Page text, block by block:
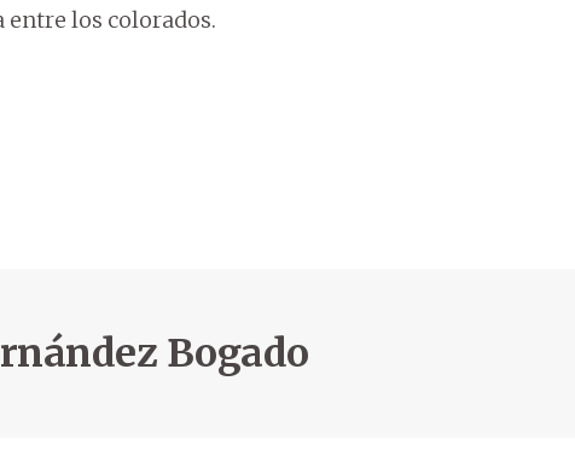
entre los colorados.
Bogado